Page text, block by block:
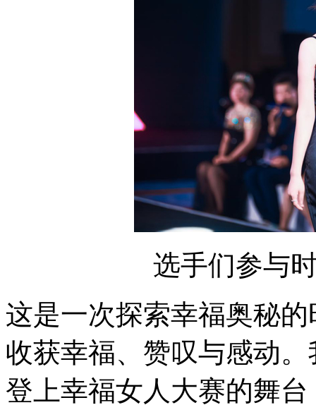
选手们参与
这是一次探索幸福奥秘
收获幸福、赞叹与感动
登上幸福女人大赛的舞